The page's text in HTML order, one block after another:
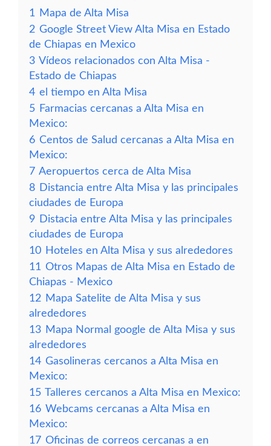
1
Mapa de Alta Misa
2 Google Street View Alta Misa en Estado
de Chiapas en Mexico
3 Vídeos relacionados con Alta Misa -
Estado de Chiapas
4 el tiempo en Alta Misa
5 Farmacias cercanas a Alta Misa en
Mexico:
6 Centos de Salud cercanas a Alta Misa en
Mexico:
7 Aeropuertos cerca de Alta Misa
8 Distancia entre Alta Misa y las principales
ciudades de Europa
9 Distacia entre Alta Misa y las principales
ciudades de Europa
10 Hoteles en Alta Misa y sus alrededores
11 Otros Mapas de Alta Misa en Estado de
Chiapas - Mexico
12 Mapa Satelite de Alta Misa y sus
alrededores
13 Mapa Normal google de Alta Misa y sus
alrededores
14 Gasolineras cercanos a Alta Misa en
Mexico:
15 Talleres cercanos a Alta Misa en Mexico:
16 Webcams cercanas a Alta Misa en
Mexico:
17 Oficinas de correos cercanas a en